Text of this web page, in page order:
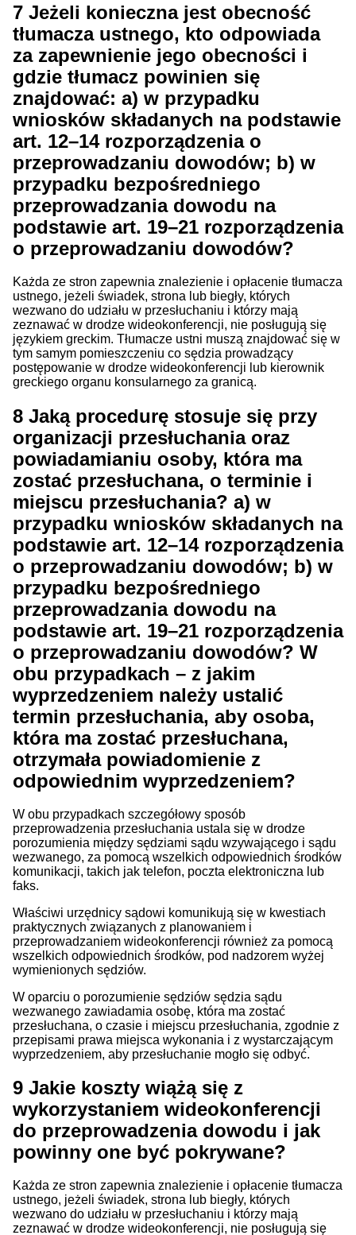
7 Jeżeli konieczna jest obecność
tłumacza ustnego, kto odpowiada
za zapewnienie jego obecności i
gdzie tłumacz powinien się
znajdować: a) w przypadku
wniosków składanych na podstawie
art. 12–14 rozporządzenia o
przeprowadzaniu dowodów; b) w
przypadku bezpośredniego
przeprowadzania dowodu na
podstawie art. 19–21 rozporządzenia
o przeprowadzaniu dowodów?
Każda ze stron zapewnia znalezienie i opłacenie tłumacza
ustnego, jeżeli świadek, strona lub biegły, których
wezwano do udziału w przesłuchaniu i którzy mają
zeznawać w drodze wideokonferencji, nie posługują się
językiem greckim. Tłumacze ustni muszą znajdować się w
tym samym pomieszczeniu co sędzia prowadzący
postępowanie w drodze wideokonferencji lub kierownik
greckiego organu konsularnego za granicą.
8 Jaką procedurę stosuje się przy
organizacji przesłuchania oraz
powiadamianiu osoby, która ma
zostać przesłuchana, o terminie i
miejscu przesłuchania? a) w
przypadku wniosków składanych na
podstawie art. 12–14 rozporządzenia
o przeprowadzaniu dowodów; b) w
przypadku bezpośredniego
przeprowadzania dowodu na
podstawie art. 19–21 rozporządzenia
o przeprowadzaniu dowodów? W
obu przypadkach – z jakim
wyprzedzeniem należy ustalić
termin przesłuchania, aby osoba,
która ma zostać przesłuchana,
otrzymała powiadomienie z
odpowiednim wyprzedzeniem?
W obu przypadkach szczegółowy sposób
przeprowadzenia przesłuchania ustala się w drodze
porozumienia między sędziami sądu wzywającego i sądu
wezwanego, za pomocą wszelkich odpowiednich środków
komunikacji, takich jak telefon, poczta elektroniczna lub
faks.
Właściwi urzędnicy sądowi komunikują się w kwestiach
praktycznych związanych z planowaniem i
przeprowadzaniem wideokonferencji również za pomocą
wszelkich odpowiednich środków, pod nadzorem wyżej
wymienionych sędziów.
W oparciu o porozumienie sędziów sędzia sądu
wezwanego zawiadamia osobę, która ma zostać
przesłuchana, o czasie i miejscu przesłuchania, zgodnie z
przepisami prawa miejsca wykonania i z wystarczającym
wyprzedzeniem, aby przesłuchanie mogło się odbyć.
9 Jakie koszty wiążą się z
wykorzystaniem wideokonferencji
do przeprowadzenia dowodu i jak
powinny one być pokrywane?
Każda ze stron zapewnia znalezienie i opłacenie tłumacza
ustnego, jeżeli świadek, strona lub biegły, których
wezwano do udziału w przesłuchaniu i którzy mają
zeznawać w drodze wideokonferencji, nie posługują się